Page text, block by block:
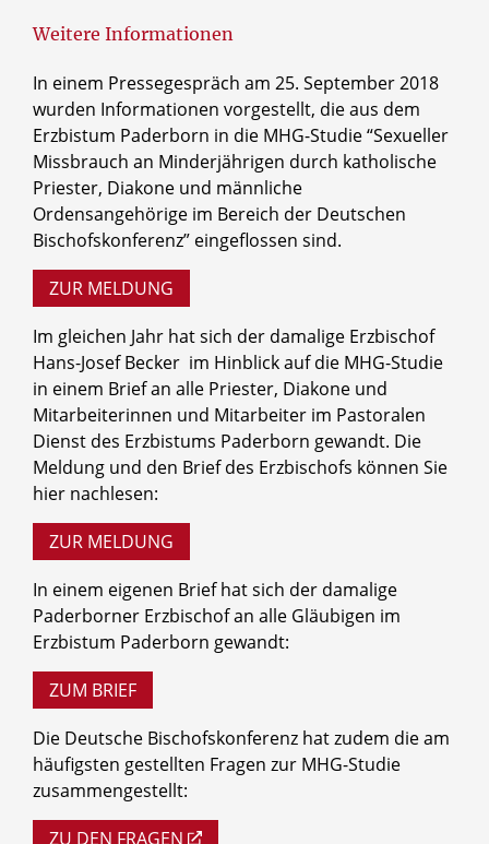
Weitere Informationen
In einem Pressegespräch am 25. September 2018
wurden Informationen vorgestellt, die aus dem
Erzbistum Paderborn in die MHG-Studie “Sexueller
Missbrauch an Minderjährigen durch katholische
Priester, Diakone und männliche
Ordensangehörige im Bereich der Deutschen
Bischofskonferenz” eingeflossen sind.
ZUR MELDUNG
Im gleichen Jahr hat sich der damalige Erzbischof
Hans-Josef Becker im Hinblick auf die MHG-Studie
in einem Brief an alle Priester, Diakone und
Mitarbeiterinnen und Mitarbeiter im Pastoralen
Dienst des Erzbistums Paderborn gewandt. Die
Meldung und den Brief des Erzbischofs können Sie
hier nachlesen:
ZUR MELDUNG
In einem eigenen Brief hat sich der damalige
Paderborner Erzbischof an alle Gläubigen im
Erzbistum Paderborn gewandt:
ZUM BRIEF
Die Deutsche Bischofskonferenz hat zudem die am
häufigsten gestellten Fragen zur MHG-Studie
zusammengestellt:
ZU DEN FRAGEN